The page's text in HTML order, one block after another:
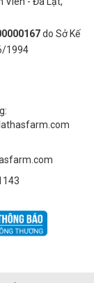
do Sở Kế
1994